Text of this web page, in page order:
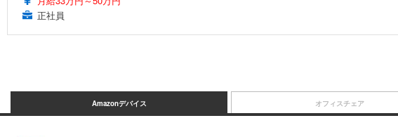
正社員
Amazonデバイス オフィスチェア